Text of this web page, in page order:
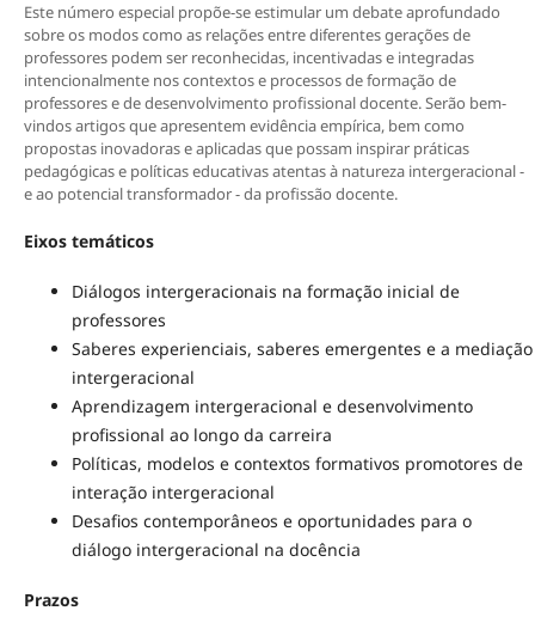
Este número especial propõe-se estimular um debate aprofundado
sobre os modos como as relações entre diferentes gerações de
professores podem ser reconhecidas, incentivadas e integradas
intencionalmente nos contextos e processos de formação de
professores e de desenvolvimento profissional docente. Serão bem-
vindos artigos que apresentem evidência empírica, bem como
propostas inovadoras e aplicadas que possam inspirar práticas
pedagógicas e políticas educativas atentas à natureza intergeracional -
e ao potencial transformador - da profissão docente.
Eixos temáticos
Diálogos intergeracionais na formação inicial de
professores
Saberes experienciais, saberes emergentes e a mediação
intergeracional
Aprendizagem intergeracional e desenvolvimento
profissional ao longo da carreira
Políticas, modelos e contextos formativos promotores de
interação intergeracional
Desafios contemporâneos e oportunidades para o
diálogo intergeracional na docência
Prazos